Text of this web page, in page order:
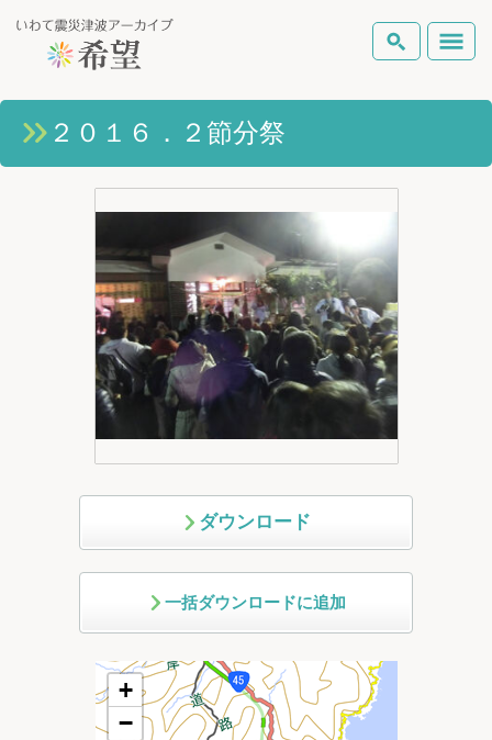
いわて震災津波アーカイブとは
ピックアップコンテンツ
Foreign Laguage
２０１６．２節分祭
ダウンロード
一括ダウンロードに追加
+
−